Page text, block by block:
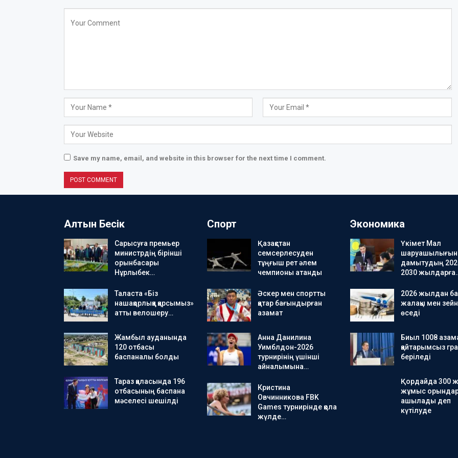
Save my name, email, and website in this browser for the next time I comment.
Алтын Бесік
Сарысуға премьер
министрдің бірінші
орынбасары
Нұрлыбек…
Таласта «Біз
нашақорлыққа қарсымыз»
атты велошеру…
Жамбыл ауданында
120 отбасы
баспаналы болды
Тараз қаласында 196
отбасының баспана
мәселесі шешілді
Спорт
Қазақстан
семсерлесуден
тұңғыш рет әлем
чемпионы атанды
Әскер мен спортты
қатар бағындырған
азамат
Анна Данилина
Уимблдон-2026
турнирінің үшінші
айналымына…
Кристина
Овчинникова FBK
Games турнирінде қола
жүлде…
Экономика
Үкімет Мал
шаруашылығын
дамытудың
2030
2026 жылдан
жалақы мен
өседі
Биыл 1008
қайтарымсыз
беріледі
Қордайда 300
жұмыс
ашылады деп
күтілуде